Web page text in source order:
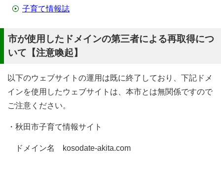
子育て情報誌
市が使用したドメインの第三者による再取得につ
いて【注意喚起】
以下のウェブサイトの運用は既に終了しており、下記ドメ
インを使用したウェブサイトは、本市とは無関係ですので
ご注意ください。
・秋田市子育て情報サイト
ドメイン名 kosodate-akita.com